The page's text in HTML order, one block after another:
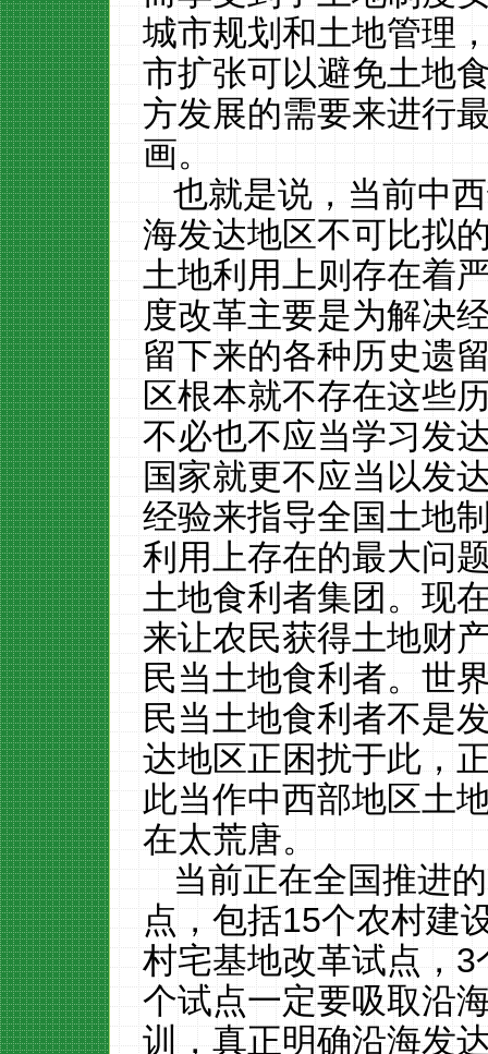
城市规划和土地管理
市扩张可以避免土地
方发展的需要来进行
画。
也就是说，当前中
海发达地区不可比拟
土地利用上则存在着
度改革主要是为解决
留下来的各种历史遗
区根本就不存在这些
不必也不应当学习发
国家就更不应当以发
经验来指导全国土地
利用上存在的最大问
土地食利者集团。现
来让农民获得土地财
民当土地食利者。世
民当土地食利者不是
达地区正困扰于此，
此当作中西部地区土
在太荒唐。
当前正在全国推进的
点，包括15个农村建
村宅基地改革试点，3
个试点一定要吸取沿
训，真正明确沿海发